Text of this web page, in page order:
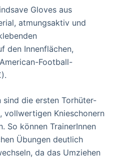
Gloves aus
atmungsaktiv und
den Innenflächen,
Football-
sind die ersten Torhüter-
vollwertigen Knieschonern
So können TrainerInnen
Übungen deutlich
da das Umziehen